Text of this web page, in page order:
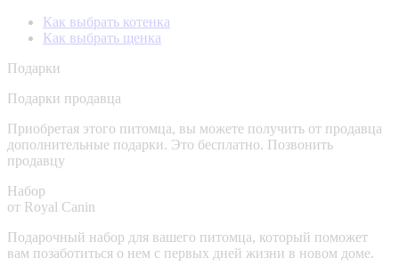
Как выбрать котенка
Как выбрать щенка
Подарки
Подарки продавца
Приобретая этого питомца, вы можете получить от продавца
дополнительные подарки. Это бесплатно. Позвонить
продавцу
Набор
от Royal Canin
Подарочный набор для вашего питомца, который поможет
вам позаботиться о нем с первых дней жизни в новом доме.